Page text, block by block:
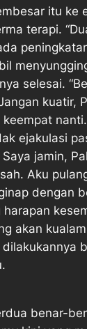
itu ke
terapi.
selesai.
kuatir,
ejakulasi
jamin,
Aku
dengan
akan
benar-